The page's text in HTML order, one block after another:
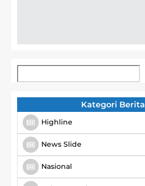
Kategori Berita
Highline
News Slide
Nasional